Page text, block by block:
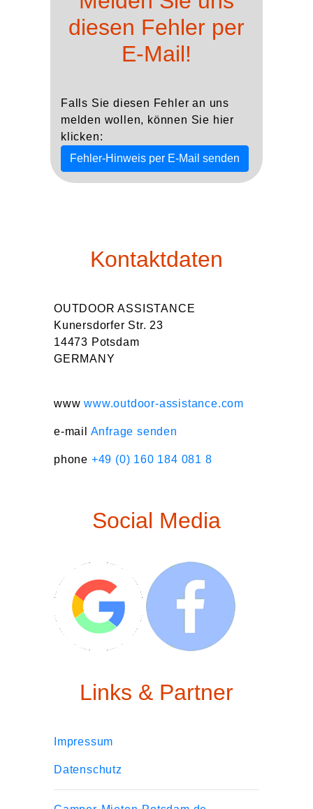
diesen Fehler per
E-Mail!
Falls Sie diesen Fehler an uns
melden wollen, können Sie hier
klicken:
Fehler-Hinweis per E-Mail senden
Kontaktdaten
OUTDOOR ASSISTANCE
Kunersdorfer Str. 23
14473 Potsdam
GERMANY
wwwwww.outdoor-assistance.com
e-mail Anfrage senden
phone +49 (0) 160 184 081 8
Social Media
Links & Partner
Impressum
Datenschutz